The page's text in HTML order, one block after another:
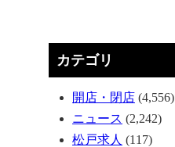
カテゴリ
開店・閉店 (4,556)
ニュース (2,242)
松戸求人 (117)